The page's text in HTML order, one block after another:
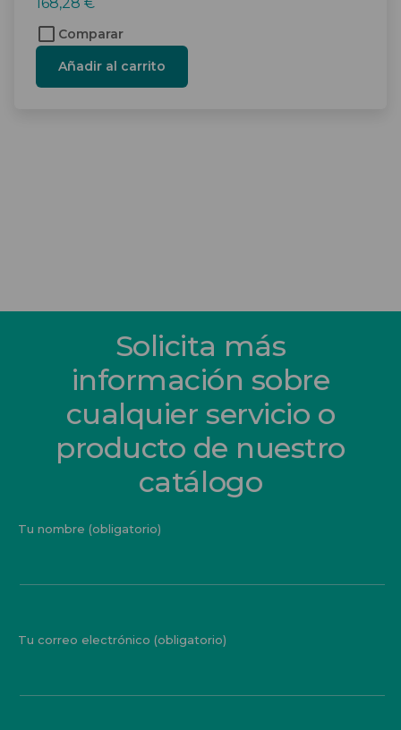
Comparar
Añadir al carrito
Solicita más
información sobre
cualquier servicio o
producto de nuestro
catálogo
Tu nombre (obligatorio)
Tu correo electrónico (obligatorio)